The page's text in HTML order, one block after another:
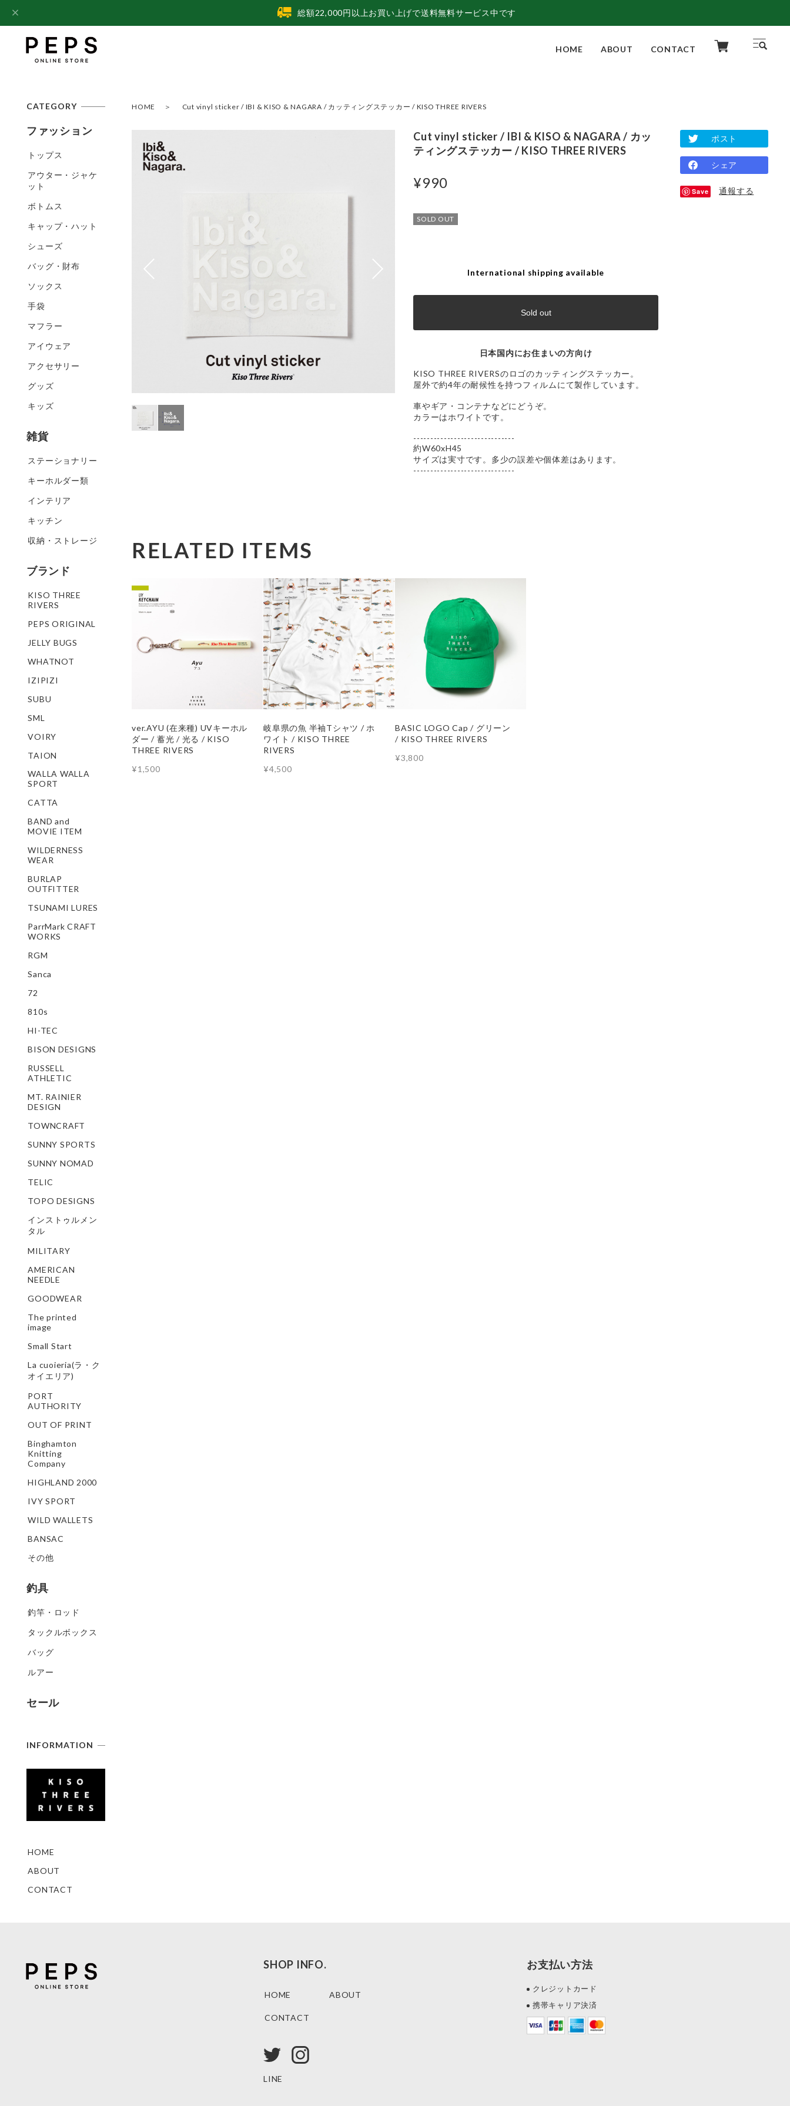
総額22,000円以上お買い上げで送料無料サービス中です
HOME ABOUT CONTACT
HOME Cut vinyl sticker / IBI & KISO & NAGARA / カッティングステッカー / KISO THREE RIVERS
Cut vinyl sticker / IBI & KISO & NAGARA / カッ
ティングステッカー / KISO THREE RIVERS
¥990
SOLD OUT
International shipping available
Sold out
日本国内にお住まいの方向け
KISO THREE RIVERSのロゴのカッティングステッカー。
屋外で約4年の耐候性を持つフィルムにて製作しています。
車やギア・コンテナなどにどうぞ。
カラーはホワイトです。
------------------------------
約W60xH45
サイズは実寸です。多少の誤差や個体差はあります。
------------------------------
ポスト
シェア
Save 通報する
RELATED ITEMS
ver.AYU (在来種) UVキーホル
ダー / 蓄光 / 光る / KISO
THREE RIVERS
¥1,500
岐阜県の魚 半袖Tシャツ / ホ
ワイト / KISO THREE
RIVERS
¥4,500
BASIC LOGO Cap / グリーン
/ KISO THREE RIVERS
¥3,800
CATEGORY
ファッション
トップス
アウター・ジャケ
ット
ボトムス
キャップ・ハット
シューズ
バッグ・財布
ソックス
手袋
マフラー
アイウェア
アクセサリー
グッズ
キッズ
雑貨
ステーショナリー
キーホルダー類
インテリア
キッチン
収納・ストレージ
ブランド
KISO THREE
RIVERS
PEPS ORIGINAL
JELLY BUGS
WHATNOT
IZIPIZI
SUBU
SML
VOIRY
TAION
WALLA WALLA
SPORT
CATTA
BAND and
MOVIE ITEM
WILDERNESS
WEAR
BURLAP
OUTFITTER
TSUNAMI LURES
ParrMark CRAFT
WORKS
RGM
Sanca
72
810s
HI-TEC
BISON DESIGNS
RUSSELL
ATHLETIC
MT. RAINIER
DESIGN
TOWNCRAFT
SUNNY SPORTS
SUNNY NOMAD
TELIC
TOPO DESIGNS
インストゥルメン
タル
MILITARY
AMERICAN
NEEDLE
GOODWEAR
The printed
image
Small Start
La cuoieria(ラ・ク
オイエリア)
PORT
AUTHORITY
OUT OF PRINT
Binghamton
Knitting
Company
HIGHLAND 2000
IVY SPORT
WILD WALLETS
BANSAC
その他
釣具
釣竿・ロッド
タックルボックス
バッグ
ルアー
セール
INFORMATION
HOME
ABOUT
CONTACT
SHOP INFO.
HOME ABOUT
CONTACT
LINE
お支払い方法
クレジットカード
携帯キャリア決済